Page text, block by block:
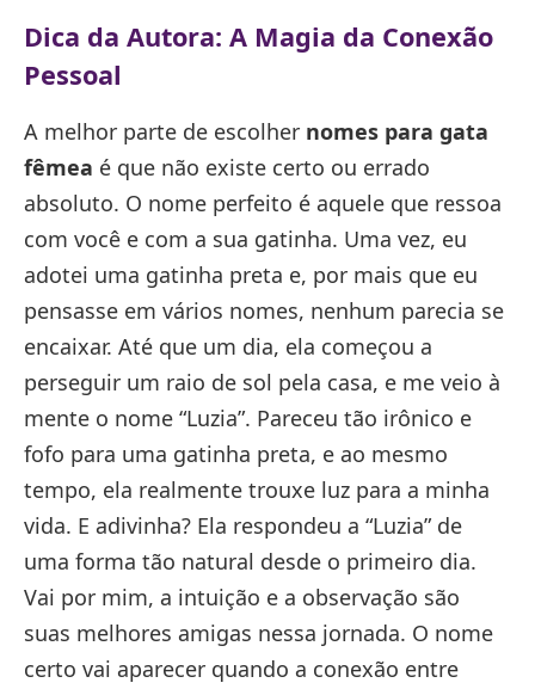
Dica da Autora: A Magia da Conexão
Pessoal
A melhor parte de escolher nomes para gata
fêmea é que não existe certo ou errado
absoluto. O nome perfeito é aquele que ressoa
com você e com a sua gatinha. Uma vez, eu
adotei uma gatinha preta e, por mais que eu
pensasse em vários nomes, nenhum parecia se
encaixar. Até que um dia, ela começou a
perseguir um raio de sol pela casa, e me veio à
mente o nome “Luzia”. Pareceu tão irônico e
fofo para uma gatinha preta, e ao mesmo
tempo, ela realmente trouxe luz para a minha
vida. E adivinha? Ela respondeu a “Luzia” de
uma forma tão natural desde o primeiro dia.
Vai por mim, a intuição e a observação são
suas melhores amigas nessa jornada. O nome
certo vai aparecer quando a conexão entre